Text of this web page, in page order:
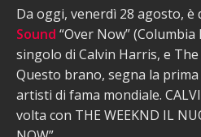
Da oggi, venerdì 28 agosto, è
Sound “Over Now”
singolo di Calvin Harris, e The
Questo brano, segna la
artisti di fama mondiale.
volta con THE WEEKND IL